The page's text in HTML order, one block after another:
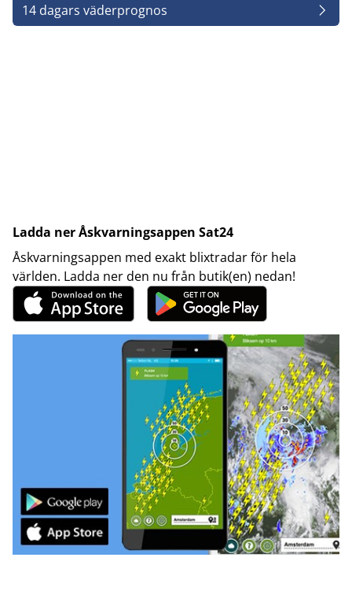
14 dagars väderprognos
Ladda ner Åskvarningsappen Sat24
Åskvarningsappen med exakt blixtradar för hela
världen. Ladda ner den nu från butik(en) nedan!